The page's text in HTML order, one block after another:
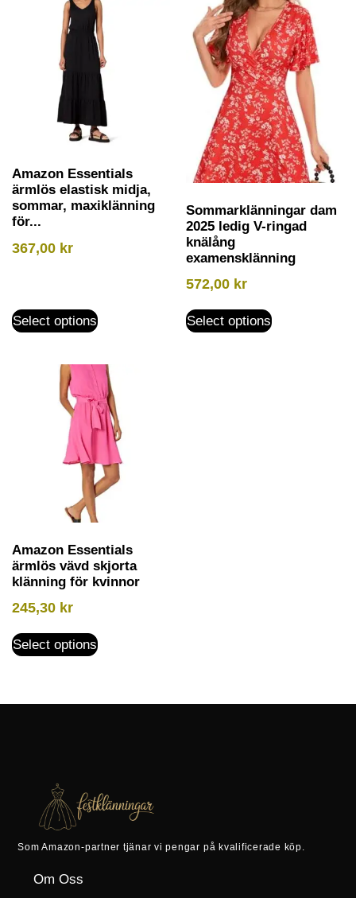
Amazon Essentials
ärmlös elastisk midja,
sommar, maxiklänning
för...
367,00 kr
Select options
Sommarklänningar dam
2025 ledig V-ringad
knälång
examensklänning
572,00 kr
Select options
Amazon Essentials
ärmlös vävd skjorta
klänning för kvinnor
245,30 kr
Select options
Som Amazon-partner tjänar vi pengar på kvalificerade köp.
Om Oss